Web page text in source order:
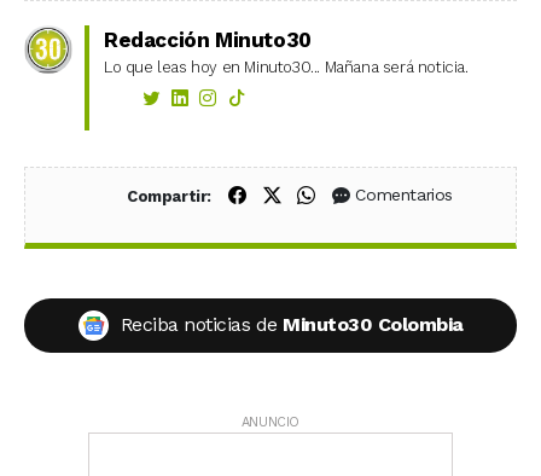
Redacción Minuto30
Lo que leas hoy en Minuto30... Mañana será noticia.
Compartir: Compartir en Facebook
Compartir en X (Twitter)
Compartir en WhatsApp
Comentarios
Reciba noticias de Minuto30 Colombia
ANUNCIO